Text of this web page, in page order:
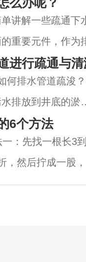
么办呢？
讲解一些疏通下
重要元件，作为
坏直接影响了室
房等空间防臭的
进行疏通与
何排水管道疏浚？
排放到井底的淤
管径和长度进行
径相同。（2）疏通
分段的两个检查
6个方法
先找一根长3
，然后拧成一股
然后把这个头放